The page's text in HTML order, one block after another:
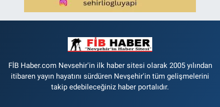
FİB Haber.com Nevsehir'in ilk haber sitesi olarak 2005 yılından
itibaren yayın hayatını sürdüren Nevşehir'in tüm gelişmelerini
takip edebileceğiniz haber portalıdır.